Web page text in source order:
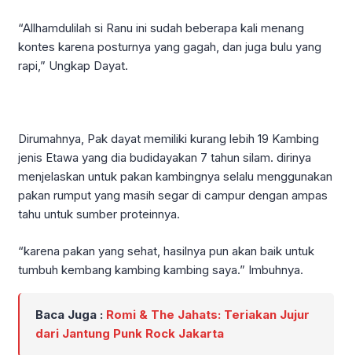
“Allhamdulilah si Ranu ini sudah beberapa kali menang
kontes karena posturnya yang gagah, dan juga bulu yang
rapi,” Ungkap Dayat.
Dirumahnya, Pak dayat memiliki kurang lebih 19 Kambing
jenis Etawa yang dia budidayakan 7 tahun silam. dirinya
menjelaskan untuk pakan kambingnya selalu menggunakan
pakan rumput yang masih segar di campur dengan ampas
tahu untuk sumber proteinnya.
“karena pakan yang sehat, hasilnya pun akan baik untuk
tumbuh kembang kambing kambing saya.” Imbuhnya.
Baca Juga : Romi & The Jahats: Teriakan Jujur
dari Jantung Punk Rock Jakarta